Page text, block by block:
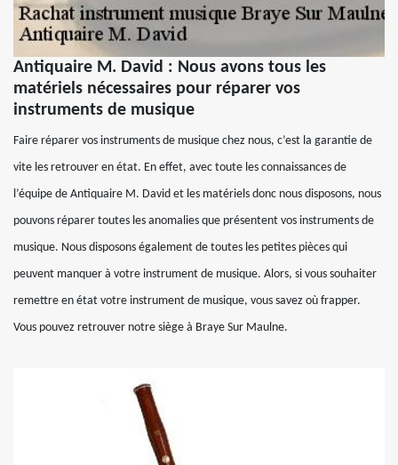
Antiquaire M. David : Nous avons tous les
matériels nécessaires pour réparer vos
instruments de musique
Faire réparer vos instruments de musique chez nous, c’est la garantie de
vite les retrouver en état. En effet, avec toute les connaissances de
l’équipe de Antiquaire M. David et les matériels donc nous disposons, nous
pouvons réparer toutes les anomalies que présentent vos instruments de
musique. Nous disposons également de toutes les petites pièces qui
peuvent manquer à votre instrument de musique. Alors, si vous souhaiter
remettre en état votre instrument de musique, vous savez où frapper.
Vous pouvez retrouver notre siège à Braye Sur Maulne.